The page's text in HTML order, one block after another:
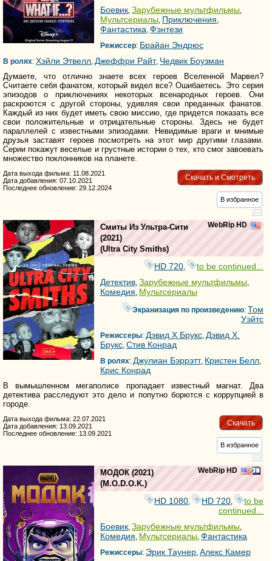
Боевик, Зарубежные мультфильмы,
Мультсериалы, Приключения,
Фантастика, Фэнтези
Режиссер: Брайан Эндрюс
В ролях: Хэйли Этвелл, Джеффри Райт, Чедвик Боузман
Думаете, что отлично знаете всех героев Вселенной Марвел?
Считаете себя фанатом, который видел все? Ошибаетесь. Это серия
эпизодов о приключениях некоторых всенародных героев. Они
раскроются с другой стороны, удивляя свои преданных фанатов.
Каждый из них будет иметь свою миссию, где придется показать все
свои положительные и отрицательные стороны. Здесь не будет
параллелей с известными эпизодами. Невидимые враги и мнимые
друзья заставят героев посмотреть на этот мир другими глазами.
Серии покажут веселые и грустные истории о тех, кто смог завоевать
множество поклонников на планете.
Скачать и Смотреть
Дата выхода фильма: 11.08.2021
Дата добавления: 07.10.2021
Последнее обновление: 29.12.2024
В избранное
WebRip HD
Смиты Из Ультра-Сити
(2021)
(Ultra City Smiths)
HD 720
to be continued...
Детектив, Зарубежные мультфильмы,
Комедия, Мультсериалы
Экранизация по произведению: Том
Уэйтс
Режиссеры: Дэвид Х Брукс, Дэвид Х.
Брукс, Стив Конрад
В ролях: Джулиан Бэррэтт, Кристен Белл,
Крис Конрад
В вымышленном мегаполисе пропадает известный магнат. Два
детектива расследуют это дело и попутно борются с коррупцией в
городе.
Скачать
Дата выхода фильма: 22.07.2021
Дата добавления: 13.09.2021
Последнее обновление: 13.09.2021
В избранное
WebRip HD
МОДОК (2021)
(M.O.D.O.K.)
HD 1080 HD 720
to be
continued...
Боевик, Зарубежные мультфильмы,
Комедия, Мультсериалы, Фантастика
Режиссеры: Эрик Таунер, Алекс Камер